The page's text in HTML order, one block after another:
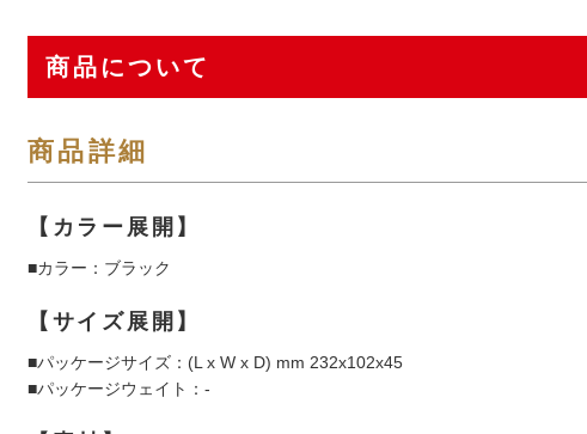
商品について
商品詳細
【カラー展開】
■カラー：ブラック
【サイズ展開】
■パッケージサイズ：(L x W x D) mm 232x102x45
■パッケージウェイト：-